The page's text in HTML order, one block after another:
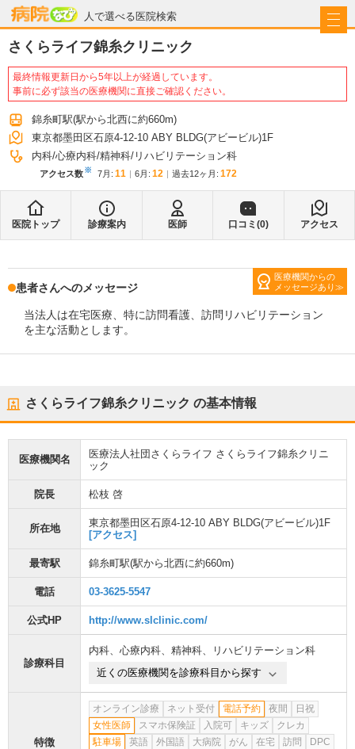
人で選べる医院検索
病院なび
さくらライフ錦糸クリニック
最終情報更新日から5年以上が経過しています。
事前に必ず該当の医療機関に直接ご確認ください。
錦糸町駅(駅から北西に約660m)
東京都墨田区石原4-12-10 ABY BLDG(アビービル)1F
内科 心療内科 精神科 リハビリテーション科
アクセス数※ 7月 : 11 6月 : 12 過去12ヶ月: 172
医院トップ 診療案内 医師 口コミ(0) アクセス
医療機関からの
メッセージあり
患者さんへのメッセージ
当法人は在宅医療、特に訪問看護、訪問リハビリテーション
を主な活動とします。
さくらライフ錦糸クリニック の基本情報
医療機関名
医療法人社団さくらライフ さくらライフ錦糸クリニ
ック
院長 松枝 啓
所在地
東京都墨田区石原4-12-10 ABY BLDG(アビービル)1F
[アクセス]
最寄駅 錦糸町駅(駅から北西に約660m)
電話 03-3625-5547
公式HP http://www.slclinic.com/
診療科目
内科、 心療内科、 精神科、
リハビリテーション科
近くの医療機関を診療科目から探す
特徴
オンライン診療 ネット受付 電話予約 夜間
日祝
女性医師
スマホ保険証 入院可 キッズ
クレカ
駐車場
英語 外国語 大病院 がん 在宅 訪問
DPC